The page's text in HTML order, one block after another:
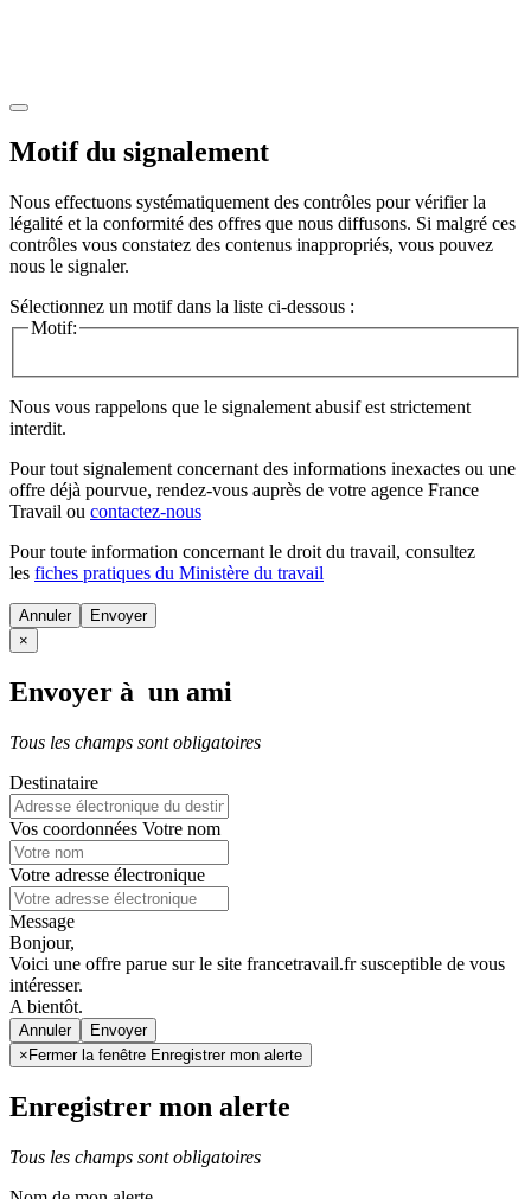
Motif du signalement
Nous effectuons systématiquement des contrôles pour vérifier la
légalité et la conformité des offres que nous diffusons. Si malgré ces
contrôles vous constatez des contenus inappropriés, vous pouvez
nous le signaler.
Sélectionnez un motif dans la liste ci-dessous :
Motif:
Nous vous rappelons que le signalement abusif est strictement
interdit.
Pour tout signalement concernant des informations inexactes ou une
offre déjà pourvue, rendez-vous auprès de votre agence France
Travail ou contactez-nous
Pour toute information concernant le droit du travail, consultez
les fiches pratiques du Ministère du travail
Annuler
×
Envoyer à un ami
Tous les champs sont obligatoires
Destinataire
Vos coordonnées Votre nom
Votre adresse électronique
Message
Bonjour,
Voici une offre parue sur le site francetravail.fr susceptible de vous
intéresser.
A bientôt.
Annuler
× Fermer la fenêtre Enregistrer mon alerte
Enregistrer mon alerte
Tous les champs sont obligatoires